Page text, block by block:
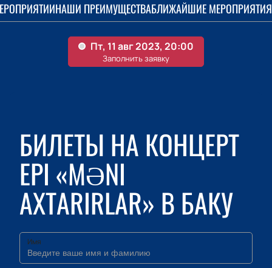
НАШИ ПРЕИМУЩЕСТВАБЛИЖАЙШИЕ МЕРОПРИЯТИЯ
БИЛЕТЫ НА КОНЦЕРТ
EPI «MƏNI
AXTARIRLAR» В БАКУ
Имя